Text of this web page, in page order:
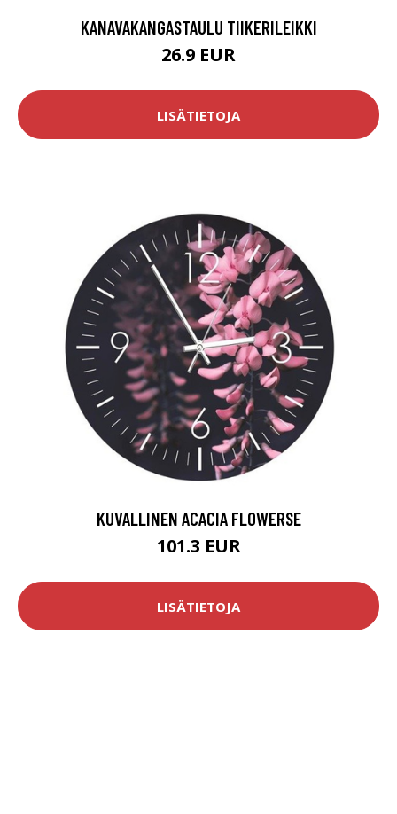
KANAVAKANGASTAULU TIIKERILEIKKI
26.9 EUR
LISÄTIETOJA
KUVALLINEN ACACIA FLOWERSE
101.3 EUR
LISÄTIETOJA